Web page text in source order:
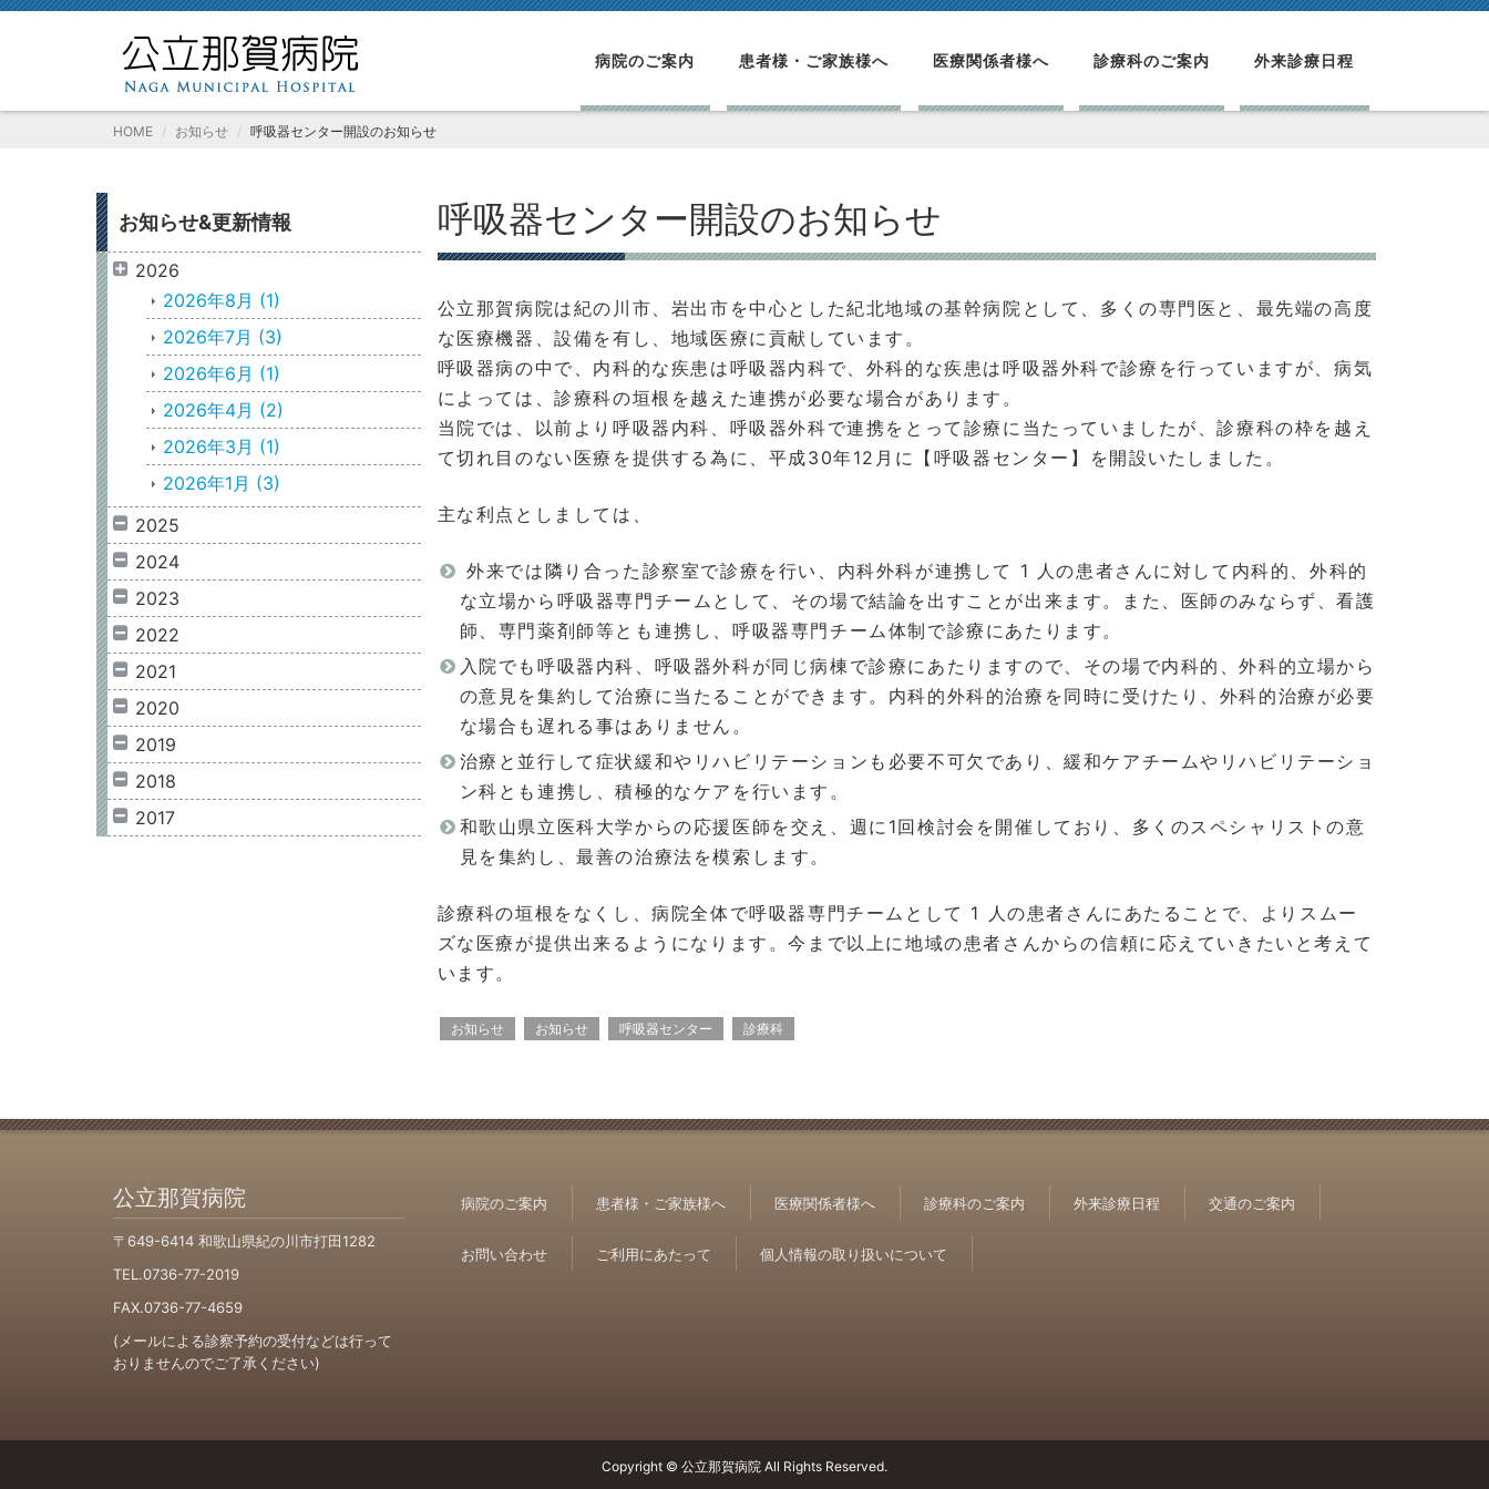
病院のご案内 患者様・ご家族様へ 医療関係者様へ 診療科のご案内 外来診療日程
HOME お知らせ 呼吸器センター開設のお知らせ
呼吸器センター開設のお知らせ
公立那賀病院は紀の川市、岩出市を中心とした紀北地域の基幹病院として、多くの専門医と、最先端の高度
な医療機器、設備を有し、地域医療に貢献しています。
呼吸器病の中で、内科的な疾患は呼吸器内科で、外科的な疾患は呼吸器外科で診療を行っていますが、病気
によっては、診療科の垣根を越えた連携が必要な場合があります。
当院では、以前より呼吸器内科、呼吸器外科で連携をとって診療に当たっていましたが、診療科の枠を越え
て切れ目のない医療を提供する為に、平成30年12月に【呼吸器センター】を開設いたしました。
主な利点としましては、
外来では隣り合った診察室で診療を行い、内科外科が連携して 1 人の患者さんに対して内科的、外科的
な立場から呼吸器専門チームとして、その場で結論を出すことが出来ます。また、医師のみならず、看護
師、専門薬剤師等とも連携し、呼吸器専門チーム体制で診療にあたります。
入院でも呼吸器内科、呼吸器外科が同じ病棟で診療にあたりますので、その場で内科的、外科的立場から
の意見を集約して治療に当たることができます。内科的外科的治療を同時に受けたり、外科的治療が必要
な場合も遅れる事はありません。
治療と並行して症状緩和やリハビリテーションも必要不可欠であり、緩和ケアチームやリハビリテーショ
ン科とも連携し、積極的なケアを行います。
和歌山県立医科大学からの応援医師を交え、週に1回検討会を開催しており、多くのスペシャリストの意
見を集約し、最善の治療法を模索します。
診療科の垣根をなくし、病院全体で呼吸器専門チームとして 1 人の患者さんにあたることで、よりスムー
ズな医療が提供出来るようになります。今まで以上に地域の患者さんからの信頼に応えていきたいと考えて
います。
お知らせ お知らせ 呼吸器センター 診療科
お知らせ&更新情報
2026
2026年8月 (1)
2026年7月 (3)
2026年6月 (1)
2026年4月 (2)
2026年3月 (1)
2026年1月 (3)
2025
2024
2023
2022
2021
2020
2019
2018
2017
公立那賀病院
〒649-6414 和歌山県紀の川市打田1282
TEL.0736-77-2019
FAX.0736-77-4659
(メールによる診察予約の受付などは行って
おりませんのでご了承ください)
病院のご案内 患者様・ご家族様へ 医療関係者様へ 診療科のご案内 外来診療日程 交通のご案内
お問い合わせ ご利用にあたって 個人情報の取り扱いについて
Copyright © 公立那賀病院 All Rights Reserved.